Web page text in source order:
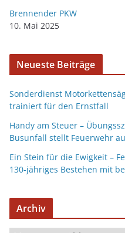
Brennender PKW
10. Mai 2025
Neueste Beiträge
Sonderdienst
trainiert für den Ernstfall
Handy am Steuer –
Busunfall stellt Feuerwehr
Ein Stein für die Ewigkeit –
130-jähriges Bestehen mit
Archiv